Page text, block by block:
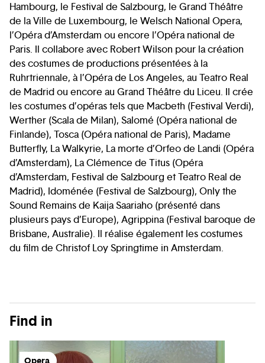
Hambourg, le Festival de Salzbourg, le Grand Théâtre
de la Ville de Luxembourg, le Welsch National Opera,
l’Opéra d’Amsterdam ou encore l’Opéra national de
Paris. Il collabore avec Robert Wilson pour la création
des costumes de productions présentées à la
Ruhrtriennale, à l’Opéra de Los Angeles, au Teatro Real
de Madrid ou encore au Grand Théâtre du Liceu. Il crée
les costumes d’opéras tels que Macbeth (Festival Verdi),
Werther (Scala de Milan), Salomé (Opéra national de
Finlande), Tosca (Opéra national de Paris), Madame
Butterfly, La Walkyrie, La morte d’Orfeo de Landi (Opéra
d’Amsterdam), La Clémence de Titus (Opéra
d’Amsterdam, Festival de Salzbourg et Teatro Real de
Madrid), Idoménée (Festival de Salzbourg), Only the
Sound Remains de Kaija Saariaho (présenté dans
plusieurs pays d’Europe), Agrippina (Festival baroque de
Brisbane, Australie). Il réalise également les costumes
du film de Christof Loy Springtime in Amsterdam.
Find in
Opera